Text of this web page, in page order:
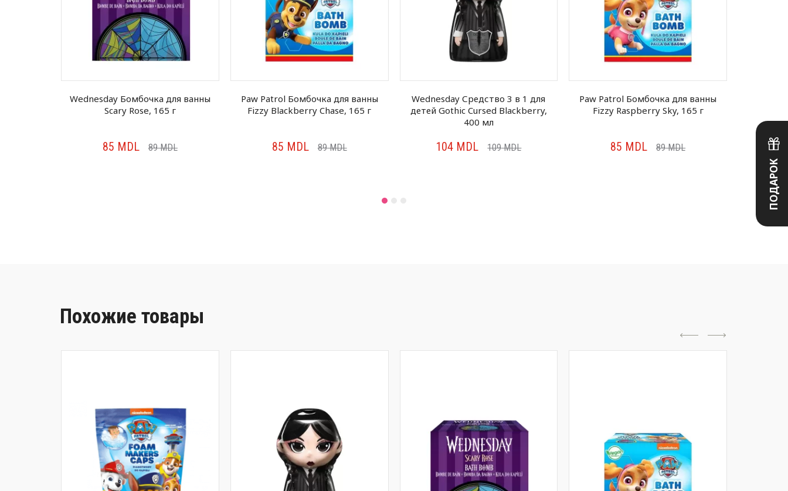
Wednesday Бомбочка для ванны
Scary Rose, 165 г
85 MDL 89MDL
Paw Patrol Бомбочкa для ванны
Fizzy Blackberry Chase, 165 г
85 MDL 89MDL
Wednesday Средство 3 в 1 для
детей Gothic Cursed Blackberry,
400 мл
104 MDL 109MDL
Paw Patrol Бомбочкa для ванны
Fizzy Raspberry Sky, 165 г
85 MDL 89MDL
Похожие товары
ПОДАРОК